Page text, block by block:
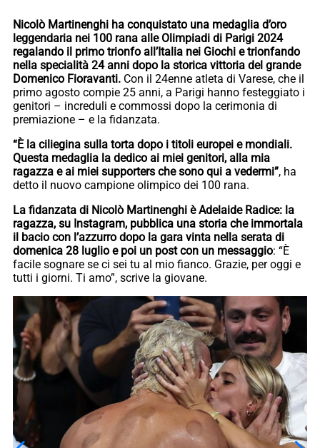
Nicolò Martinenghi ha conquistato una medaglia d’oro
leggendaria nei 100 rana alle Olimpiadi di Parigi 2024
regalando il primo trionfo all’Italia nei Giochi e trionfando
nella specialità 24 anni dopo la storica vittoria del grande
Domenico Fioravanti. Con il 24enne atleta di Varese, che il
primo agosto compie 25 anni, a Parigi hanno festeggiato i
genitori – increduli e commossi dopo la cerimonia di
premiazione – e la fidanzata.
“È la ciliegina sulla torta dopo i titoli europei e mondiali.
Questa medaglia la dedico ai miei genitori, alla mia
ragazza e ai miei supporters che sono qui a vedermi”, ha
detto il nuovo campione olimpico dei 100 rana.
La fidanzata di Nicolò Martinenghi è Adelaide Radice: la
ragazza, su Instagram, pubblica una storia che immortala
il bacio con l’azzurro dopo la gara vinta nella serata di
domenica 28 luglio e poi un post con un messaggio: “È
facile sognare se ci sei tu al mio fianco. Grazie, per oggi e
tutti i giorni. Ti amo”, scrive la giovane.